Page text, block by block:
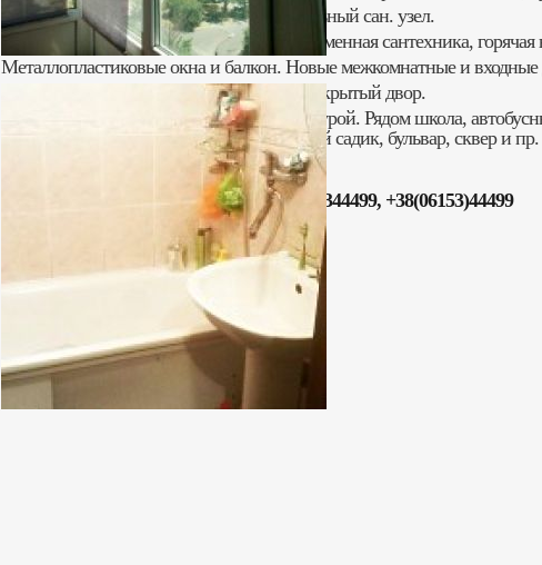
Просторный коридор с кладовкой. Раздельный сан. узел.
Водопровод и канализация пластик, современная сантехника, горячая
Металлопластиковые окна и балкон. Новые межкомнатные и входные
Домофон. Чистый подъезд, ухоженный закрытый двор.
Спальный район с развитой инфраструктурой. Рядом школа,
Морозова, супермарект, магазины, детский садик, бульвар, сквер и пр.
+38(096)2344499, +38(095)2344499, +38(06153)44499